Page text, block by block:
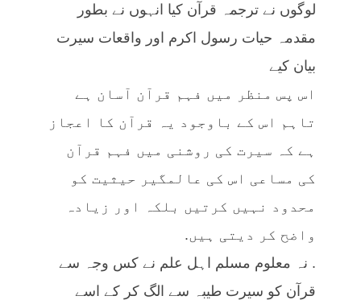
لوگوں نے ترجمہ قرآن کیا انہوں نے بطور
مقدمہ حیات رسول اکرم اور واقعات سیرت
بیان کیے
اس پس منظر میں فہم قرآن آسان ہے
تاہم اس کے باوجود یہ قرآن کا اعجاز
ہے کہ سیرت کی روشنی میں فہم قرآن
کی مساعی اس کی عالمگیر حیثیت کو
محدود نہیں کرتیں بلکہ اور زیادہ
واضح کر دیتی ہیں.
. نہ معلوم مسلم اہل علم نے کس وجہ سے
قرآن کو سیرت طیبہ سے الگ کر کے اسے